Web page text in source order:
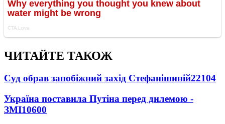
ЧИТАЙТЕ ТАКОЖ
Суд обрав запобіжний захід Стефанішиній22104
Україна поставила Путіна перед дилемою -
ЗМІ10600